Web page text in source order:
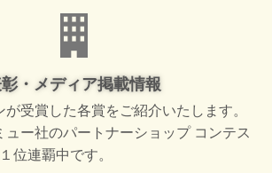
・メディア掲載情報
が受賞した各賞をご紹介いたします。
ュー社のパートナーショップ コンテス
位連覇中です。